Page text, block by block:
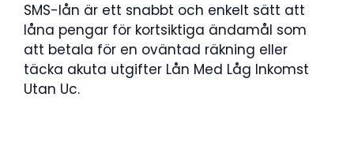
SMS-lån är ett snabbt och enkelt sätt att
låna pengar för kortsiktiga ändamål som
att betala för en oväntad räkning eller
täcka akuta utgifter Lån Med Låg Inkomst
Utan Uc.